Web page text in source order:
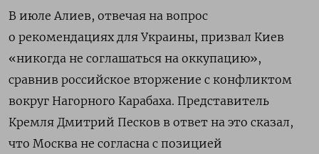
В июле Алиев, отвечая на вопрос
о рекомендациях для Украины, призвал Киев
«никогда не соглашаться на оккупацию»,
сравнив российское вторжение с конфликтом
вокруг Нагорного Карабаха. Представитель
Кремля Дмитрий Песков в ответ на это сказал,
что Москва не согласна с позицией